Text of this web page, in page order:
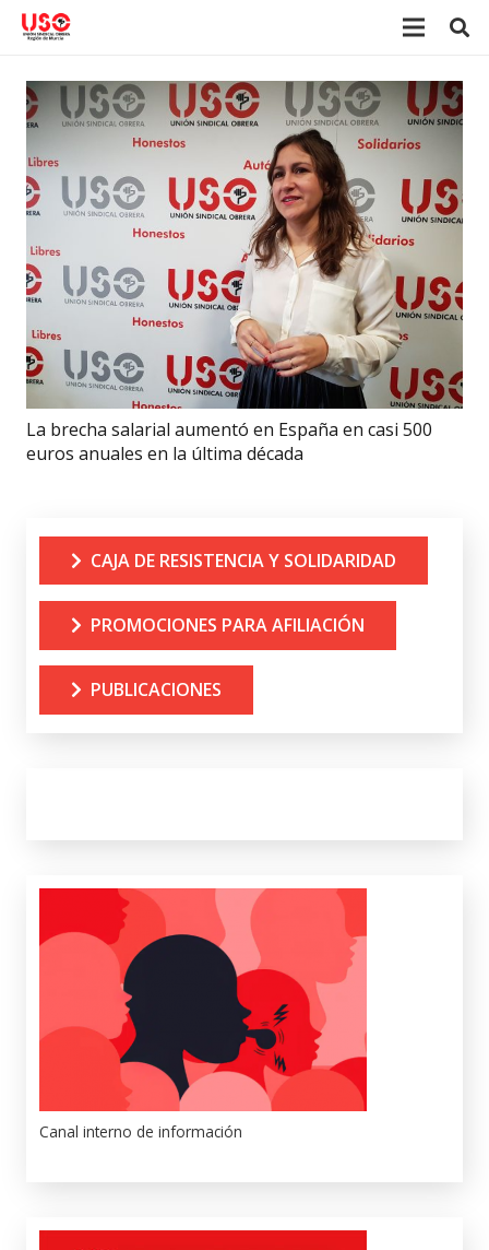
La brecha salarial aumentó en España en casi 500
euros anuales en la última década
CAJA DE RESISTENCIA Y SOLIDARIDAD
PROMOCIONES PARA AFILIACIÓN
PUBLICACIONES
Canal interno de información